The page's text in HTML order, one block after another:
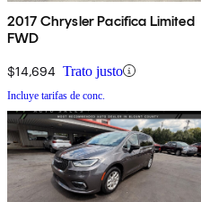
2017 Chrysler Pacifica Limited
FWD
$14,694 Trato justo
Incluye tarifas de conc.